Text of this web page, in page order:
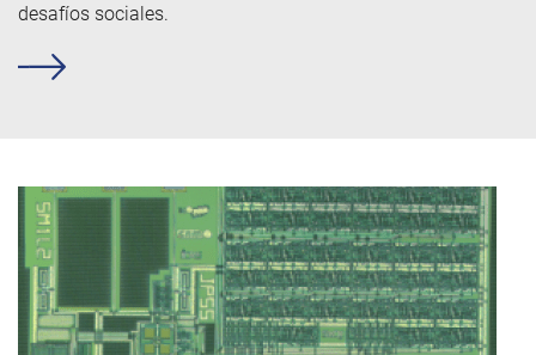
desafíos sociales.